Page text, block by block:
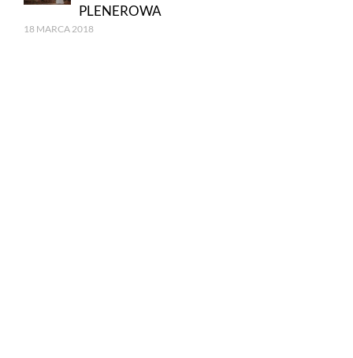
PLENEROWA
18 MARCA 2018